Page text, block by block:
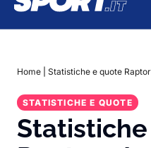
Home Statistiche e quote
STATISTICHE E QUOTE